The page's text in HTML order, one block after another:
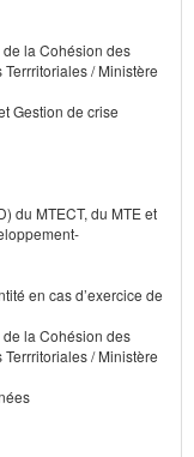
la Cohésion des
/ Ministère
Gestion de crise
du MTECT, du MTE et
en cas d’exercice de
la Cohésion des
/ Ministère